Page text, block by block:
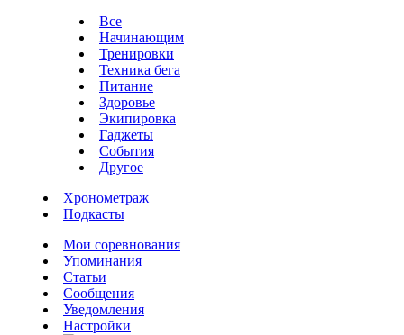
Все
Начинающим
Тренировки
Техника бега
Питание
Здоровье
Экипировка
Гаджеты
События
Другое
Хронометраж
Подкасты
Мои соревнования
Упоминания
Статьи
Сообщения
Уведомления
Настройки